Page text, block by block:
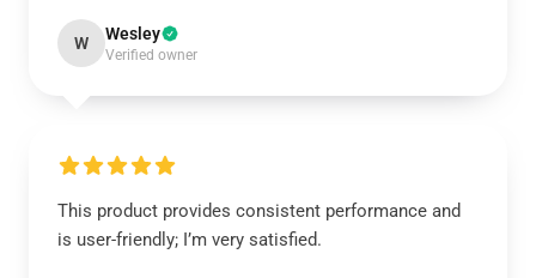
W Wesley
Verified owner
This product provides consistent performance and
is user-friendly; I’m very satisfied.